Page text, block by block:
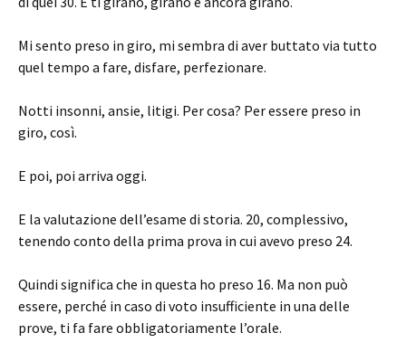
Mi sento preso in giro, mi sembra di aver buttato via tutto
quel tempo a fare, disfare, perfezionare.
Notti insonni, ansie, litigi. Per cosa? Per essere preso in
giro, così.
E poi, poi arriva oggi.
E la valutazione dell’esame di storia. 20, complessivo,
tenendo conto della prima prova in cui avevo preso 24.
Quindi significa che in questa ho preso 16. Ma non può
essere, perché in caso di voto insufficiente in una delle
prove, ti fa fare obbligatoriamente l’orale.